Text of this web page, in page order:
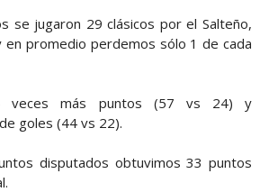
se jugaron 29 clásicos por el Salteño,
en promedio perdemos sólo 1 de cada
veces más puntos (57 vs 24) y
goles (44 vs 22).
disputados obtuvimos 33 puntos